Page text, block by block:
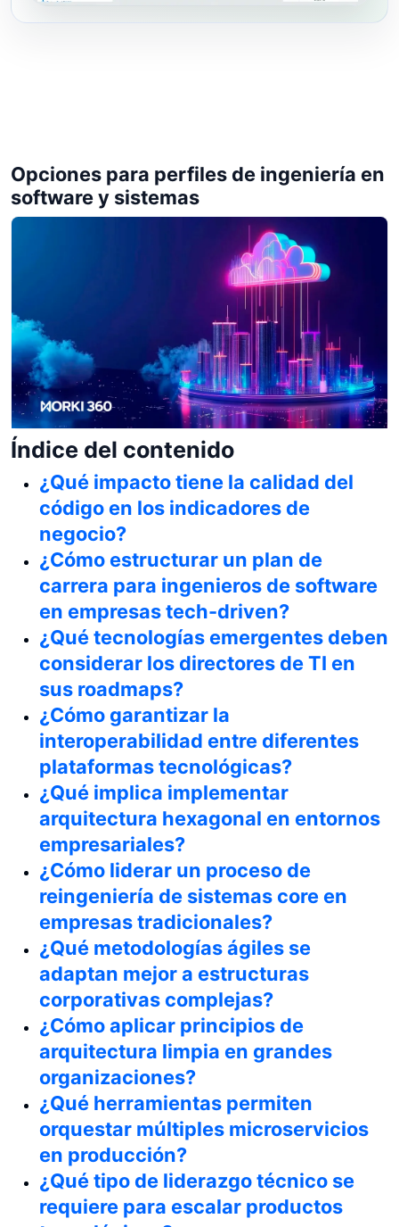
Opciones para perfiles de ingeniería en
software y sistemas
Índice del contenido
¿Qué impacto tiene la calidad del
código en los indicadores de
negocio?
¿Cómo estructurar un plan de
carrera para ingenieros de software
en empresas tech-driven?
¿Qué tecnologías emergentes deben
considerar los directores de TI en
sus roadmaps?
¿Cómo garantizar la
interoperabilidad entre diferentes
plataformas tecnológicas?
¿Qué implica implementar
arquitectura hexagonal en entornos
empresariales?
¿Cómo liderar un proceso de
reingeniería de sistemas core en
empresas tradicionales?
¿Qué metodologías ágiles se
adaptan mejor a estructuras
corporativas complejas?
¿Cómo aplicar principios de
arquitectura limpia en grandes
organizaciones?
¿Qué herramientas permiten
orquestar múltiples microservicios
en producción?
¿Qué tipo de liderazgo técnico se
requiere para escalar productos